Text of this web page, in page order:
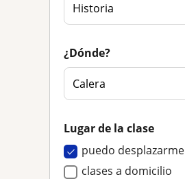
¿Dónde?
Lugar de la clase
puedo desplazarme
clases a domicilio